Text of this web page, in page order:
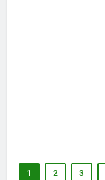
1 2 3